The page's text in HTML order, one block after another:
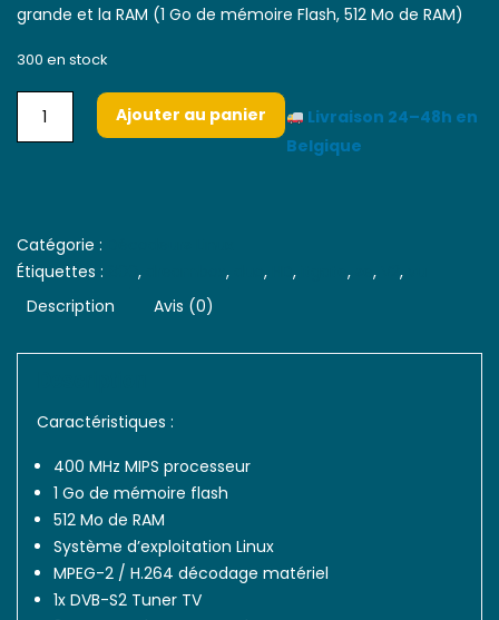
grande et la RAM (1 Go de mémoire Flash, 512 Mo de RAM)
300 en stock
Ajouter au panier
Livraison 24–48h en
Belgique
Catégorie :
Étiquettes :
, , , , , , ,
Description
Avis (0)
Caractéristiques :
400 MHz MIPS processeur
1 Go de mémoire flash
512 Mo de RAM
Système d’exploitation Linux
MPEG-2 / H.264 décodage matériel
1x DVB-S2 Tuner TV